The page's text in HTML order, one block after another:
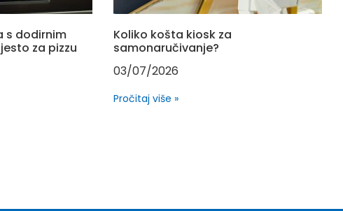
s dodirnim
za pizzu
Koliko košta kiosk za
samonaručivanje?
03/07/2026
Pročitaj više »